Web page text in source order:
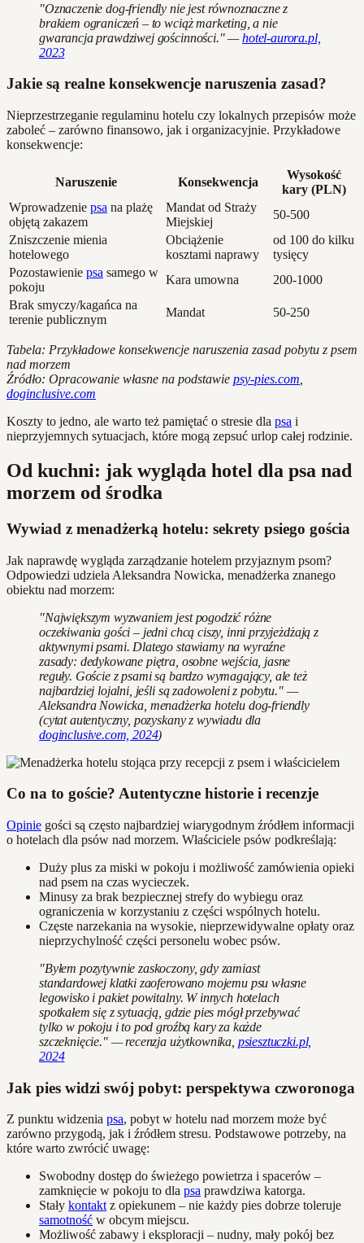
"Oznaczenie dog-friendly nie jest równoznaczne z
brakiem ograniczeń – to wciąż marketing, a nie
gwarancja prawdziwej gościnności." —hotel-aurora.pl,
2023
Jakie są realne konsekwencje naruszenia zasad?
Nieprzestrzeganie regulaminu hotelu czy lokalnych przepisów może
zaboleć – zarówno finansowo, jak i organizacyjnie. Przykładowe
konsekwencje:
Naruszenie Konsekwencja
Wysokość
kary (PLN)
Wprowadzenie psa na plażę
objętą zakazem
Mandat od Straży
Miejskiej
50-500
Zniszczenie mienia
hotelowego
Obciążenie
kosztami naprawy
od 100 do kilku
tysięcy
Pozostawienie psa samego w
pokoju
Kara umowna
200-1000
Brak smyczy/kagańca na
terenie publicznym
Mandat 50-250
Tabela: Przykładowe konsekwencje naruszenia zasad pobytu z psem
nad morzem
Źródło: Opracowanie własne na podstawie psy-pies.com
doginclusive.com
Koszty to jedno, ale warto też pamiętać o stresie dla psa i
nieprzyjemnych sytuacjach, które mogą zepsuć urlop całej rodzinie.
Od kuchni: jak wygląda hotel dla psa nad
morzem od środka
Wywiad z menadżerką hotelu: sekrety psiego gościa
Jak naprawdę wygląda zarządzanie hotelem przyjaznym psom?
Odpowiedzi udziela Aleksandra Nowicka, menadżerka znanego
obiektu nad morzem:
"Największym wyzwaniem jest pogodzić różne
oczekiwania gości – jedni chcą ciszy, inni przyjeżdżają z
aktywnymi psami. Dlatego stawiamy na wyraźne
zasady: dedykowane piętra, osobne wejścia, jasne
reguły. Goście z psami są bardzo wymagający, ale też
najbardziej lojalni, jeśli są zadowoleni z pobytu." —
Aleksandra Nowicka, menadżerka hotelu dog-friendly
(cytat autentyczny, pozyskany z wywiadu dla
doginclusive.com, 2024)
Co na to goście? Autentyczne historie i recenzje
Opinie gości są często najbardziej wiarygodnym źródłem informacji
o hotelach dla psów nad morzem. Właściciele psów podkreślają:
Duży plus za miski w pokoju i możliwość zamówienia opieki
nad psem na czas wycieczek.
Minusy za brak bezpiecznej strefy do wybiegu oraz
ograniczenia w korzystaniu z części wspólnych hotelu.
Częste narzekania na wysokie, nieprzewidywalne opłaty oraz
nieprzychylność części personelu wobec psów.
"Byłem pozytywnie zaskoczony, gdy zamiast
standardowej klatki zaoferowano mojemu psu własne
legowisko i pakiet powitalny. W innych hotelach
spotkałem się z sytuacją, gdzie pies mógł przebywać
tylko w pokoju i to pod groźbą kary za każde
szczeknięcie." — recenzja użytkownika, psiesztuczki.pl,
2024
Jak pies widzi swój pobyt: perspektywa czworonoga
Z punktu widzenia psa, pobyt w hotelu nad morzem może być
zarówno przygodą, jak i źródłem stresu. Podstawowe potrzeby, na
które warto zwrócić uwagę:
Swobodny dostęp do świeżego powietrza i spacerów –
zamknięcie w pokoju to dla psa prawdziwa katorga.
Stały kontaktz opiekunem – nie każdy pies dobrze toleruje
samotność w obcym miejscu.
Możliwość zabawy i eksploracji – nudny, mały pokój bez